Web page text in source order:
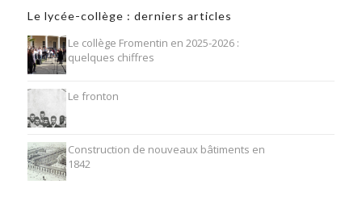
Le lycée-collège : derniers articles
Le collège Fromentin en 2025-2026 :
quelques chiffres
Le fronton
Construction de nouveaux bâtiments en
1842